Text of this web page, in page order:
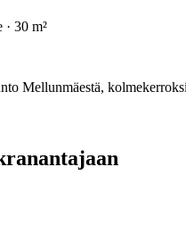
· 30 m²
Mellunmäestä,